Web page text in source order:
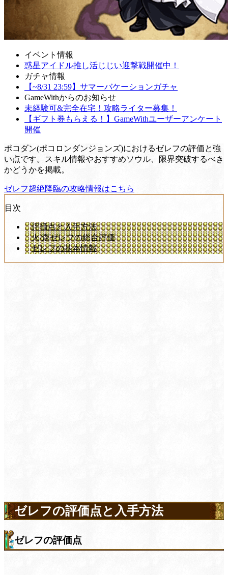
イベント情報
惑星アイドル推し活じじい迎撃戦開催中！
ガチャ情報
【~8/31 23:59】サマーバケーションガチャ
GameWithからのお知らせ
未経験可&完全在宅！攻略ライター募集！
【ギフト券もらえる！】GameWithユーザーアンケート
開催
ポコダン(ポコロンダンジョンズ)におけるゼレフの評価と強
い点です。スキル情報やおすすめソウル、限界突破するべき
かどうかを掲載。
ゼレフ超絶降臨の攻略情報はこちら
目次
評価点と入手方法
火/森ゼレフの総合評価
ゼレフの基本情報
ゼレフの評価点と入手方法
ゼレフの評価点